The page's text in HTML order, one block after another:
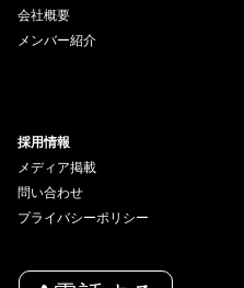
会社概要
メンバー紹介
採用情報
メディア掲載
問い合わせ
プライバシーポリシー